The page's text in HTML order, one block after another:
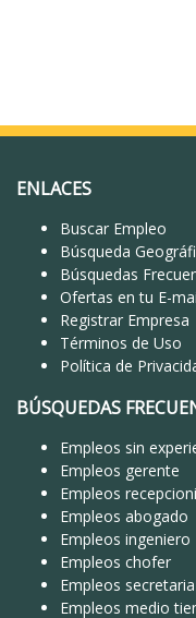
ENLACES
Buscar Empleo
Búsqueda
Búsquedas
Ofertas en tu E-
Registrar Empresa
Términos de Uso
Política de
BÚSQUEDAS
Empleos sin
Empleos gerente
Empleos
Empleos abogado
Empleos ingeniero
Empleos chofer
Empleos secretaria
Empleos medio